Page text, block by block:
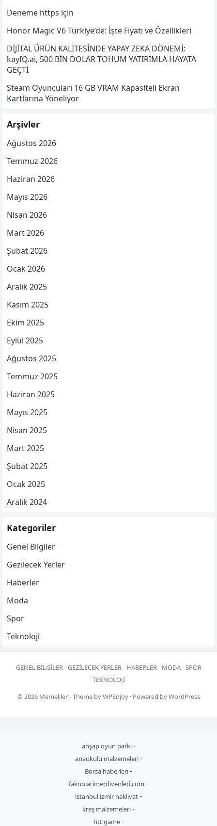
Deneme https için
Honor Magic V6 Türkiye’de: İşte Fiyatı ve Özellikleri
DİJİTAL ÜRÜN KALİTESİNDE YAPAY ZEKA DÖNEMİ:
kayIQ.ai, 500 BİN DOLAR TOHUM YATIRIMLA HAYATA
GEÇTİ
Steam Oyuncuları 16 GB VRAM Kapasiteli Ekran
Kartlarına Yöneliyor
Arşivler
Ağustos 2026
Temmuz 2026
Haziran 2026
Mayıs 2026
Nisan 2026
Mart 2026
Şubat 2026
Ocak 2026
Aralık 2025
Kasım 2025
Ekim 2025
Eylül 2025
Ağustos 2025
Temmuz 2025
Haziran 2025
Mayıs 2025
Nisan 2025
Mart 2025
Şubat 2025
Ocak 2025
Aralık 2024
Kategoriler
Genel Bilgiler
Gezilecek Yerler
Haberler
Moda
Spor
Teknoloji
GENEL BILGILER GEZILECEK YERLER HABERLER MODA
SPOR
TEKNOLOJI
© 2026 Memeliler- Theme byWPEnjoy· Powered byWordPress
ahşap oyun parkı-
anaokulu malzemeleri-
Borsa haberleri-
fakrocatimerdivenleri.com -
istanbul izmir nakliyat-
kreş malzemeleri-
ntt game-